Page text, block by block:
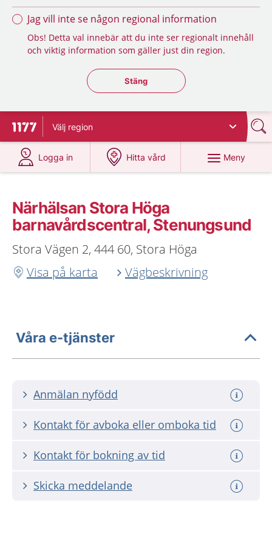
Jag vill inte se någon regional information
Obs! Detta val innebär att du inte ser regionalt innehåll
och viktig information som gäller just din region.
Stäng regionsväljaren
Stäng
Till startsidan för 1177
Välj region
Logga in
på 1177.se
Hitta vård
på 1177.se
Meny
Närhälsan Stora Höga
barnavårdscentral, Stenungsund
Stora Vägen 2, 444 60, Stora Höga
Visa på karta
Vägbeskrivning
Våra e-tjänster
Anmälan nyfödd
Kontakt för avboka eller omboka tid
Kontakt för bokning av tid
Skicka meddelande